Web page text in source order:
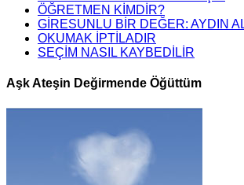
ÖĞRETMEN KİMDİR?
GİRESUNLU BİR DEĞER: AYDIN
OKUMAK İPTİLADIR
SEÇİM NASIL KAYBEDİLİR
Aşk Ateşin Değirmende Öğüttüm